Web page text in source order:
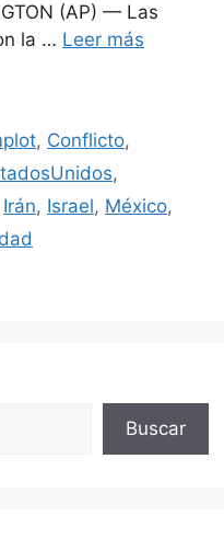
(AP) — Las
la … Leer más
, Conflicto,
,
Irán, Israel, México,
Buscar